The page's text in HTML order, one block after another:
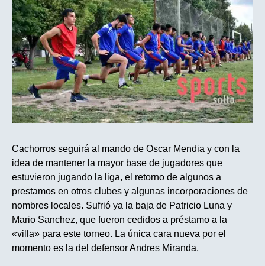
Cachorros seguirá al mando de Oscar Mendia y con la
idea de mantener la mayor base de jugadores que
estuvieron jugando la liga, el retorno de algunos a
prestamos en otros clubes y algunas incorporaciones de
nombres locales. Sufrió ya la baja de Patricio Luna y
Mario Sanchez, que fueron cedidos a préstamo a la
«villa» para este torneo. La única cara nueva por el
momento es la del defensor Andres Miranda.